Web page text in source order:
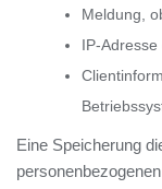
Meldung,
IP-
Eine Speicherung